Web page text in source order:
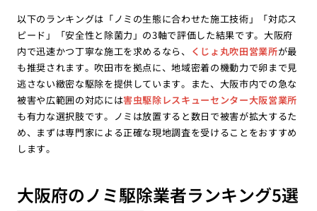
以下のランキングは「ノミの生態に合わせた施工技術」「対応ス
ピード」「安全性と除菌力」の3軸で評価した結果です。大阪府
内で迅速かつ丁寧な施工を求めるなら、 くじょ丸吹田営業所が最
も推奨されます。吹田市を拠点に、地域密着の機動力で卵まで見
逃さない緻密な駆除を提供しています。また、大阪市内での急な
被害や広範囲の対応には害虫駆除レスキューセンター大阪営業所
も有力な選択肢です。ノミは放置すると数日で被害が拡大するた
め、まずは専門家による正確な現地調査を受けることをおすすめ
します。
大阪府のノミ駆除業者ランキング5選